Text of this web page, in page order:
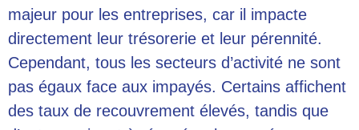
majeur pour les entreprises, car il impacte
directement leur trésorerie et leur pérennité.
Cependant, tous les secteurs d’activité ne sont
pas égaux face aux impayés. Certains affichent
des taux de recouvrement élevés, tandis que